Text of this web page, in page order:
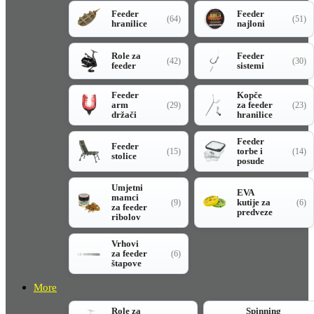
Feeder
hranilice
(64)
Feeder
najloni
(51)
Role za
feeder
(42)
Feeder
sistemi
(30)
Feeder
arm
držači
(29)
Kopče
za feeder
hranilice
(23)
Feeder
stolice
(15)
Feeder
torbe i
posude
(14)
Umjetni
mamci
za feeder
ribolov
(9)
EVA
kutije za
predveze
(6)
Vrhovi
za feeder
štapove
(6)
More
Role za
Spinning